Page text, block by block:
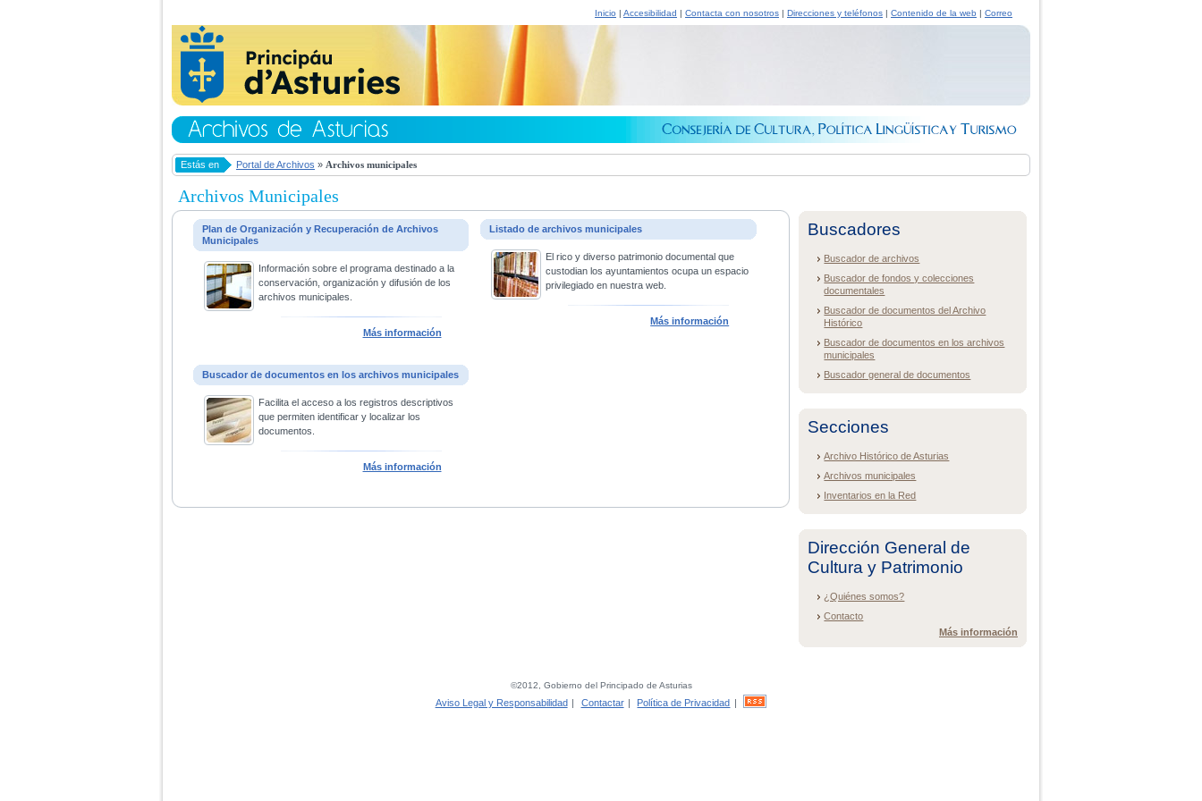
Inicio | Accesibilidad | Contacta con nosotros | Direcciones y teléfonos | Contenido de la web | Correo
Estás en Portal de Archivos » Archivos municipales
Archivos Municipales
Plan de Organización y Recuperación de Archivos
Municipales
Información sobre el programa destinado a la
conservación, organización y difusión de los
archivos municipales.
Más información
Listado de archivos municipales
El rico y diverso patrimonio documental que
custodian los ayuntamientos ocupa un espacio
privilegiado en nuestra web.
Más información
Buscador de documentos en los archivos municipales
Facilita el acceso a los registros descriptivos
que permiten identificar y localizar los
documentos.
Más información
Buscadores
Buscador de archivos
Buscador de fondos y colecciones
documentales
Buscador de documentos del Archivo
Histórico
Buscador de documentos en los archivos
municipales
Buscador general de documentos
Secciones
Archivo Histórico de Asturias
Archivos municipales
Inventarios en la Red
Dirección General de
Cultura y Patrimonio
¿Quiénes somos?
Contacto
Más información
©2012, Gobierno del Principado de Asturias
Aviso Legal y Responsabilidad | Contactar | Política de Privacidad |